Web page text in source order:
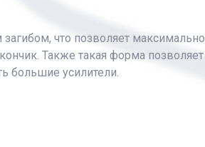
что позволяет максимально
Также такая форма позволяет
большие усилители.